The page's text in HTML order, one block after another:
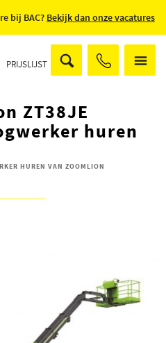
bij BAC? Bekijk dan onze vacatures
PRIJSLIJST
ZT38JE
huren
HUREN VAN ZOOMLION